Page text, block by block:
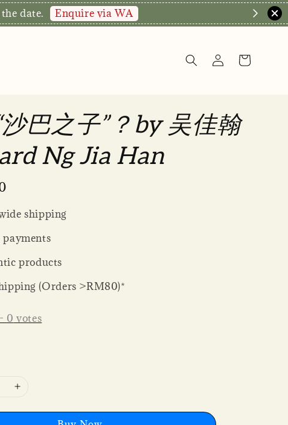
date. Enquire via WA
沙巴之子”？by 吴佳翰
Ng Jia Han
shipping
payments
products
(Orders >RM80)*
- 0 votes